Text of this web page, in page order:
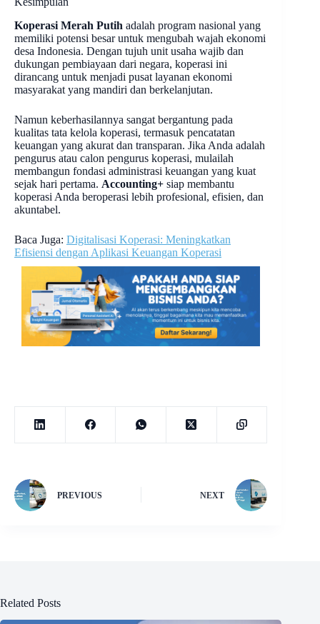
Koperasi Merah Putih adalah program nasional yang
memiliki potensi besar untuk mengubah wajah ekonomi
desa Indonesia. Dengan tujuh unit usaha wajib dan
dukungan pembiayaan dari negara, koperasi ini
dirancang untuk menjadi pusat layanan ekonomi
masyarakat yang mandiri dan berkelanjutan.
Namun keberhasilannya sangat bergantung pada
kualitas tata kelola koperasi, termasuk pencatatan
keuangan yang akurat dan transparan. Jika Anda adalah
pengurus atau calon pengurus koperasi, mulailah
membangun fondasi administrasi keuangan yang kuat
sejak hari pertama. Accounting+ siap membantu
koperasi Anda beroperasi lebih profesional, efisien, dan
akuntabel.
Baca Juga: Digitalisasi Koperasi: Meningkatkan
Efisiensi dengan Aplikasi Keuangan Koperasi
PREVIOUS NEXT
Related Posts